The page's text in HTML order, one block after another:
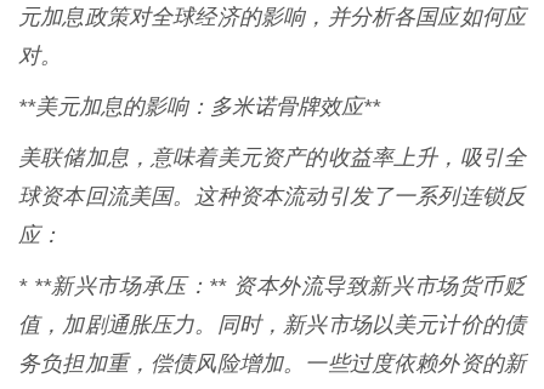
元加息政策对全球经济的影响，并分析各国应如何应
对。
**美元加息的影响：多米诺骨牌效应**
美联储加息，意味着美元资产的收益率上升，吸引全
球资本回流美国。这种资本流动引发了一系列连锁反
应：
* **新兴市场承压：** 资本外流导致新兴市场货币贬
值，加剧通胀压力。同时，新兴市场以美元计价的债
务负担加重，偿债风险增加。一些过度依赖外资的新